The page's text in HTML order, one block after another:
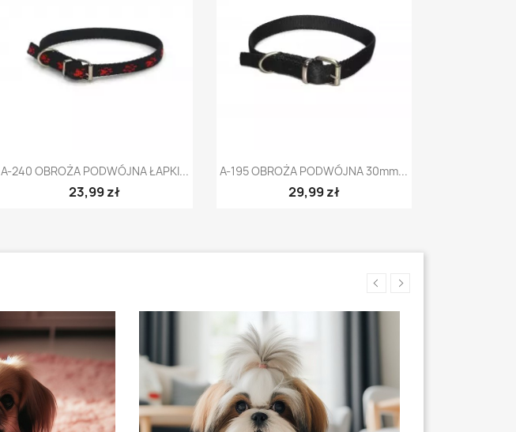
Szybki podgląd
A-240 OBROŻA PODWÓJNA ŁAPKI...
23,99 zł
Szybki podgląd
A-195 OBROŻA PODWÓJNA 30mm...
29,99 zł